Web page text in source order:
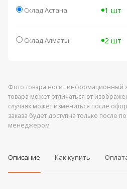
Склад Астана 1 шт
Склад Алматы 2 шт
Фото товара носит информационный
товара может отличаться от
случаях может измениться после
заказа будет доступна только после
менеджером
Описание Как купить